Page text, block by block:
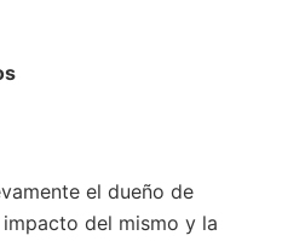
el dueño de
del mismo y la